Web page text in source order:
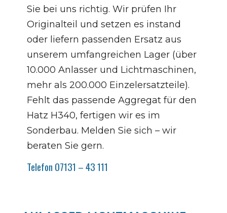
Sie bei uns richtig. Wir prüfen Ihr
Originalteil und setzen es instand
oder liefern passenden Ersatz aus
unserem umfangreichen Lager (über
10.000 Anlasser und Lichtmaschinen,
mehr als 200.000 Einzelersatzteile).
Fehlt das passende Aggregat für den
Hatz H340, fertigen wir es im
Sonderbau. Melden Sie sich – wir
beraten Sie gern.
Telefon 07131 – 43 111